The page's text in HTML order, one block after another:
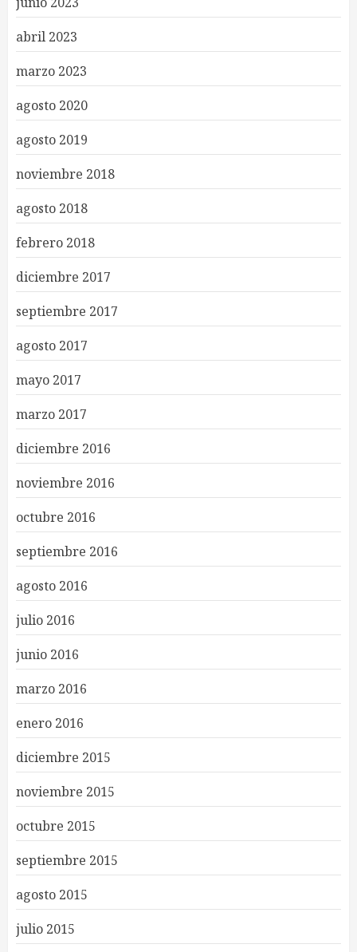
abril 2023
marzo 2023
agosto 2020
agosto 2019
noviembre 2018
agosto 2018
febrero 2018
diciembre 2017
septiembre 2017
agosto 2017
mayo 2017
marzo 2017
diciembre 2016
noviembre 2016
octubre 2016
septiembre 2016
agosto 2016
julio 2016
junio 2016
marzo 2016
enero 2016
diciembre 2015
noviembre 2015
octubre 2015
septiembre 2015
agosto 2015
julio 2015